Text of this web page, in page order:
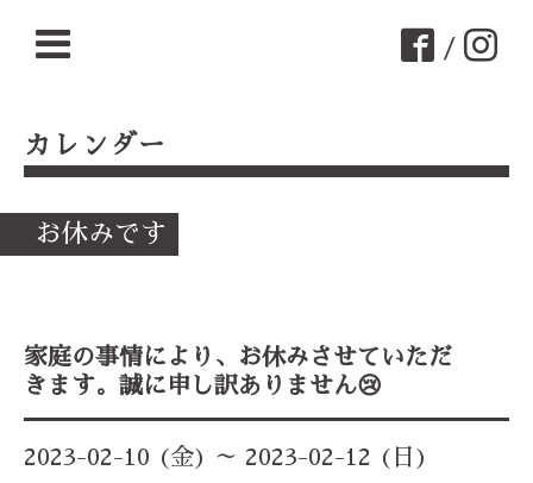
/
カレンダー
お休みです
家庭の事情により、お休みさせていただ
きます。誠に申し訳ありません😢
2023-02-10 (金) ～ 2023-02-12 (日)